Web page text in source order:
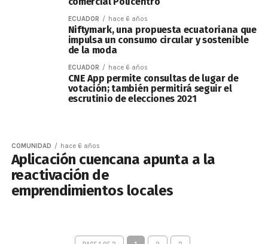
ECUADOR hace 6 años
Niftymark, una propuesta ecuatoriana que
impulsa un consumo circular y sostenible
de la moda
ECUADOR hace 6 años
CNE App permite consultas de lugar de
votación; también permitirá seguir el
escrutinio de elecciones 2021
COMUNIDAD hace 6 años
Aplicación cuencana apunta a la
reactivación de
emprendimientos locales